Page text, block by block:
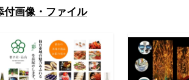
付画像・ファイル